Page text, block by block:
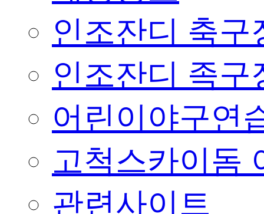
인조잔디 축구
인조잔디 족구
어린이야구연
고척스카이돔
관련사이트